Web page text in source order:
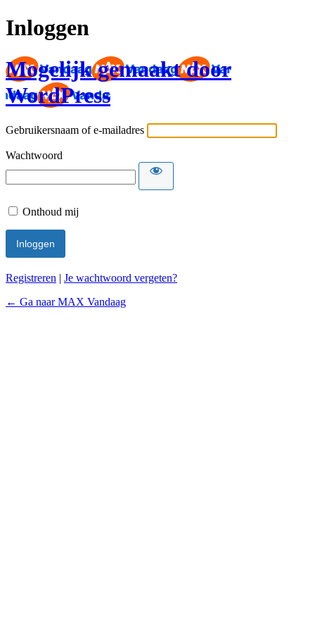
Inloggen
Mogelijk gemaakt door
WordPress
Gebruikersnaam of e-mailadres
Wachtwoord
Onthoud mij
Registreren | Je wachtwoord vergeten?
← Ga naar MAX Vandaag